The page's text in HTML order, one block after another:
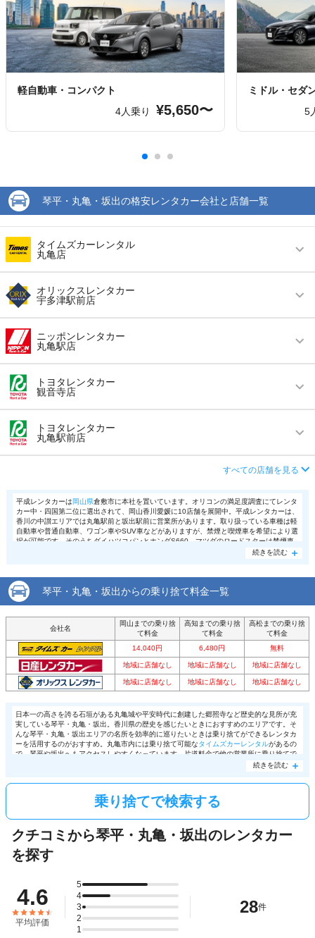
軽自動車・コンパクト
4人乗り
¥5,650〜
ミドル・セダ
5
琴平・丸亀・坂出の格安レンタカー会社と店舗一覧
タイムズカーレンタル
丸亀店
営業時間 毎日 09:00 ～ 18:00
アクセス 丸亀駅より無料送迎車で約5分
住所 丸亀市風袋町275-1
オリックスレンタカー
宇多津駅前店
営業時間 毎日 08:00 ～ 19:00
アクセス
住所 香川県綾歌郡宇多津町浜五番丁４９－１
この店舗でレンタカーを探す
ニッポンレンタカー
丸亀駅店
営業時間 毎日 08:00 ～ 19:00
アクセス
住所 香川県丸亀市新町６番２（ＪＲ丸亀駅構内）
トヨタレンタカー
観音寺店
営業時間 毎日 08:00 ～ 18:00
アクセス 観音寺駅より徒歩で約2分（送迎なし）
店舗詳細ページはこちら
この店舗でレンタカーを探す
トヨタレンタカー
丸亀駅前店
住所 香川県丸亀市浜町305-3
店舗詳細 店舗詳細ページはこちら
この店舗でレンタカーを探す
すべての店舗を見る
平成レンタカーは岡山県倉敷市に本社を置いています。オリコンの満足度調査にてレンタ
カー中・四国第二位に選出されて、岡山香川愛媛に10店舗を展開中。平成レンタカーは、
香川の中讃エリアでは丸亀駅前と坂出駅前に営業所があります。取り扱っている車種は軽
自動車や普通自動車、ワゴン車やSUV車などがありますが、禁煙と喫煙車を希望により選
択が可能です。そのうちダイハツコパンとホンダS660、マツダのロードスターは禁煙車
のみ。なかでも人気のレンタルプランに「コミコミ定額プラン」というのがあります。ガ
続きを読む
琴平・丸亀・坂出からの乗り捨て料金一覧
会社名
岡山までの乗り捨
て料金
高知までの乗り捨
て料金
高松までの乗り捨
て料金
14,040円
6,480円 無料
地域に店舗なし 地域に店舗なし 地域に店舗なし
地域に店舗なし 地域に店舗なし 地域に店舗なし
日本一の高さを誇る石垣がある丸亀城や平安時代に創建した郷照寺など歴史的な見所が充
実している琴平・丸亀・坂出。香川県の歴史を感じたいときにおすすめのエリアです。そ
んな琴平・丸亀・坂出エリアの名所を効率的に巡りたいときは乗り捨てができるレンタカ
ーを活用するのがおすすめ。丸亀市内には乗り捨て可能なタイムズカーレンタルがあるの
で、琴平や坂出へもアクセスしやすくなっています。片道料金で他の営業所に乗り捨てで
高松空港へは無料で
を楽しみたいときに利用してみてはいかがですか。
続きを読む
乗り捨てで検索する
クチコミから琴平・丸亀・坂出のレンタカー
を探す
4.6
平均評価
5
4
3
2
1
28件